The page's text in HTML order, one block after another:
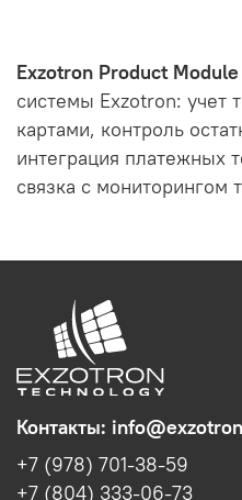
Exzotron Product Module
системы Exzotron: учет
картами, контроль
интеграция платежных
связка с мониторингом
Контакты:
+7 (978) 701-38-59
+7 (804) 333-06-73